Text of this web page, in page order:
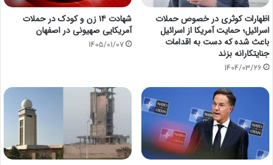
اظهارات کوثری در خصوص حملات
اسرائیل؛ حمایت آمریکا از اسرائیل
باعث شده که دست به اقدامات
جنایتکارانه بزند
1404/03/26
شهادت ۱۴ زن و کودک در حملات
آمریکایی صهیونی در اصفهان
1405/01/07